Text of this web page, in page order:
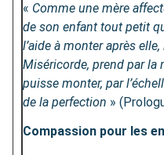
« Comme une mère
de son enfant tout petit
l’aide à monter après
Miséricorde, prend par la
puisse monter, par
de la perfection »
Compassion pour les